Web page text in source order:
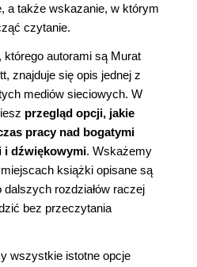
a także wskazanie, w którym
czytanie.
autorami są Murat
znajduje się opis jednej z
mediów sieciowych. W
przegląd opcji, jakie
pracy nad bogatymi
i dźwiękowymi. Wskażemy
książki opisane są
rozdziałów raczej
bez przeczytania
wszystkie istotne opcje